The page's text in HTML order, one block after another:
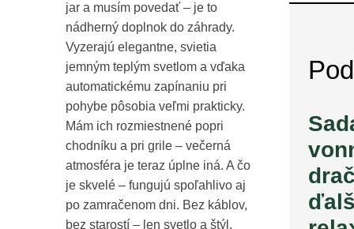
jar a musím povedať – je to
nádherný doplnok do záhrady.
Vyzerajú elegantne, svietia
jemným teplým svetlom a vďaka
automatickému zapínaniu pri
pohybe pôsobia veľmi prakticky.
Mám ich rozmiestnené popri
chodníku a pri grile – večerná
atmosféra je teraz úplne iná. A čo
je skvelé – fungujú spoľahlivo aj
po zamračenom dni. Bez káblov,
bez starostí – len svetlo a štýl.